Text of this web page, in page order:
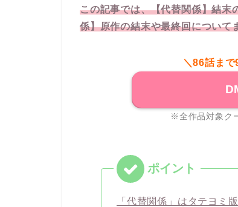
この記事では、【代替関係】結末
係】原作の結末や最終回について
＼86話ま
※全作品対象ク
「代替関係」はタテヨミ